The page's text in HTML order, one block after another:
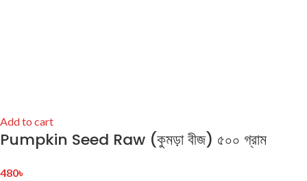
Add to cart
Pumpkin Seed Raw (কুমড়া বীজ) ৫০০ গ্রাম
480৳